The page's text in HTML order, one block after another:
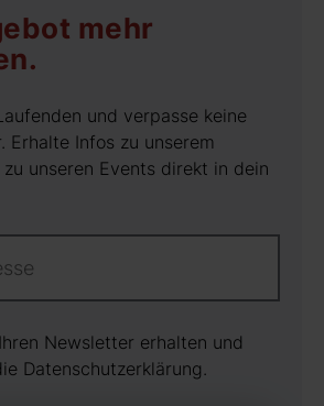
mehr
und verpasse keine
Erhalte Infos zu unserem
unseren Events direkt in dein
Newsletter erhalten und
Datenschutz­erklärung.